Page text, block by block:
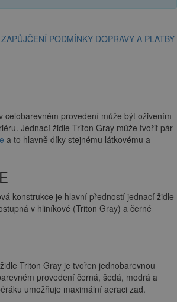
PODMÍNKY DOPRAVY A PLATBY
celobarevném provedení může být oživením
Jednací židle Triton Gray může tvořit pár
a to hlavně díky stejnému látkovému a
konstrukce je hlavní předností jednací židle
v hliníkové (Triton Gray) a černé
Triton Gray je tvořen jednobarevnou
provedení černá, šedá, modrá a
umožňuje maximální aeraci zad.